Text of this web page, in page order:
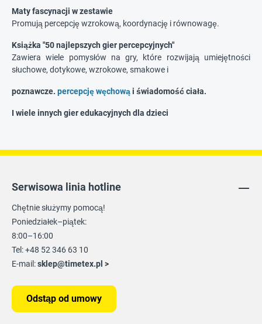
Maty fascynacji w zestawie
Promują percepcję wzrokową, koordynację i równowagę.
Książka "50 najlepszych gier percepcyjnych"
Zawiera wiele pomysłów na gry, które rozwijają umiejętności
słuchowe, dotykowe, wzrokowe, smakowe i
poznawcze. percepcję węchowąi świadomość ciała.
I wiele innych gier edukacyjnych dla dzieci
Serwisowa linia hotline
Chętnie służymy pomocą!
Poniedziałek–piątek:
8:00–16:00
Tel: +48 52 346 63 10
E-mail:sklep@timetex.pl >
Odstąp od umowy